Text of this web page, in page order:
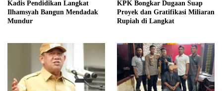
Kadis Pendidikan Langkat
Ilhamsyah Bangun Mendadak
Mundur
KPK Bongkar Dugaan Suap
Proyek dan Gratifikasi Miliaran
Rupiah di Langkat